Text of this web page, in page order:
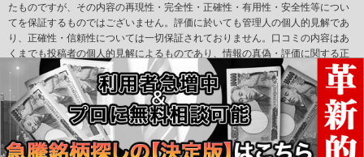
たものですが、その内容の再現性・完全性・正確性・有用性・安全性等につい
てを保証するものではございません。評価に於いても管理人の個人的見解であ
り、正確性・信頼性については一切保証されておりません。口コミの内容はあ
くまでも投稿者の個人的見解によるものであり、情報の真偽・評価に関する正
確性については一切保証されておりません。また当サイトからリンクされてい
るサイトについて、その掲載情報の正確性、合法性等を当社が保証するもので
はありません。万一、リンク先サイトの利用につき問題が生じた場合、当サイ
トは一切の責任を負いかねますので、利用者ご自身の責任で対処してくださ
い。